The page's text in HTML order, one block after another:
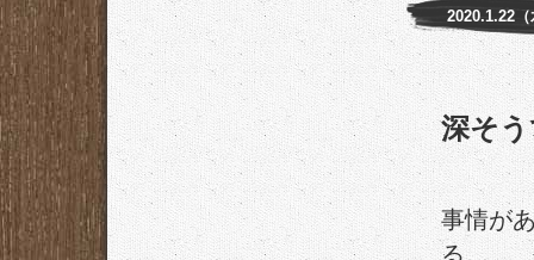
2020.1.22（
深そ
事情が
る。